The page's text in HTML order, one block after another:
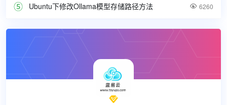
Ubuntu下修改Ollama模型存储路径方法  6260
